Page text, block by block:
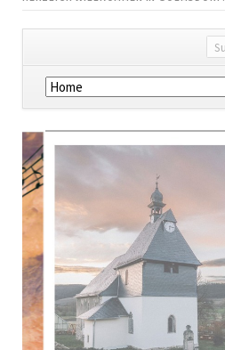
Navigation
überspringen